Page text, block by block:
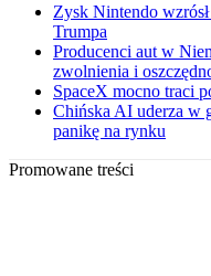
Zysk Nintendo
Trumpa
Producenci aut w
zwolnienia i
SpaceX mocno traci
Chińska AI uderza w
panikę na rynku
Promowane treści